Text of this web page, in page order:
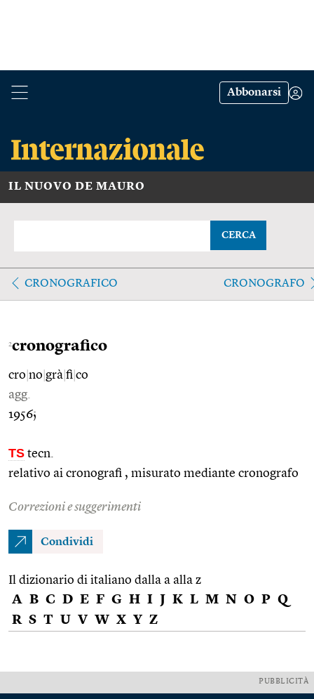
Abbonarsi
IL NUOVO DE MAURO
CERCA
CRONOGRAFICO CRONOGRAFO
2cronografico
cro no grà fi co
agg.
1956;
TS tecn.
relativo ai cronografi , misurato mediante cronografo
Correzioni e suggerimenti
Condividi
Il dizionario di italiano dalla a alla z
A B C D E F G H I J K L M N O P Q
R S T U V W X Y Z
PUBBLICITÀ